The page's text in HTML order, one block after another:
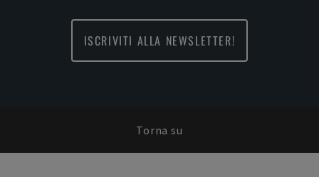
ISCRIVITI ALLA NEWSLETTER!
Torna su